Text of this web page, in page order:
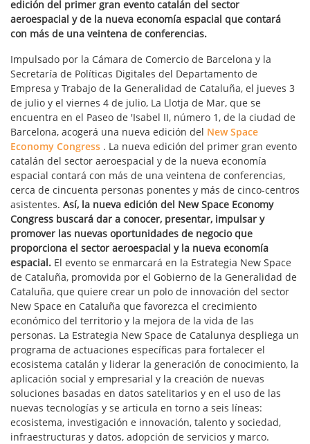
edición del primer gran evento catalán del sector
aeroespacial y de la nueva economía espacial que contará
con más de una veintena de conferencias.
Impulsado por la Cámara de Comercio de Barcelona y la
Secretaría de Políticas Digitales del Departamento de
Empresa y Trabajo de la Generalidad de Cataluña, el jueves 3
de julio y el viernes 4 de julio, La Llotja de Mar, que se
encuentra en el Paseo de 'Isabel II, número 1, de la ciudad de
Barcelona, acogerá una nueva edición del New Space
Economy Congress . La nueva edición del primer gran evento
catalán del sector aeroespacial y de la nueva economía
espacial contará con más de una veintena de conferencias,
cerca de cincuenta personas ponentes y más de cinco-centros
asistentes. Así, la nueva edición del New Space Economy
Congress buscará dar a conocer, presentar, impulsar y
promover las nuevas oportunidades de negocio que
proporciona el sector aeroespacial y la nueva economía
espacial. El evento se enmarcará en la Estrategia New Space
de Cataluña, promovida por el Gobierno de la Generalidad de
Cataluña, que quiere crear un polo de innovación del sector
New Space en Cataluña que favorezca el crecimiento
económico del territorio y la mejora de la vida de las
personas. La Estrategia New Space de Catalunya despliega un
programa de actuaciones específicas para fortalecer el
ecosistema catalán y liderar la generación de conocimiento, la
aplicación social y empresarial y la creación de nuevas
soluciones basadas en datos satelitarios y en el uso de las
nuevas tecnologías y se articula en torno a seis líneas:
ecosistema, investigación e innovación, talento y sociedad,
infraestructuras y datos, adopción de servicios y marco.